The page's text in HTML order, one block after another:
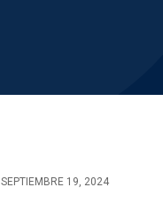
SEPTIEMBRE 19, 2024